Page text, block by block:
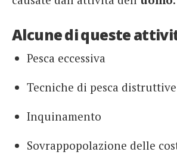
Alcune di queste
Pesca eccessiva
Tecniche di pesca distruttive
Inquinamento
Sovrappopolazione delle